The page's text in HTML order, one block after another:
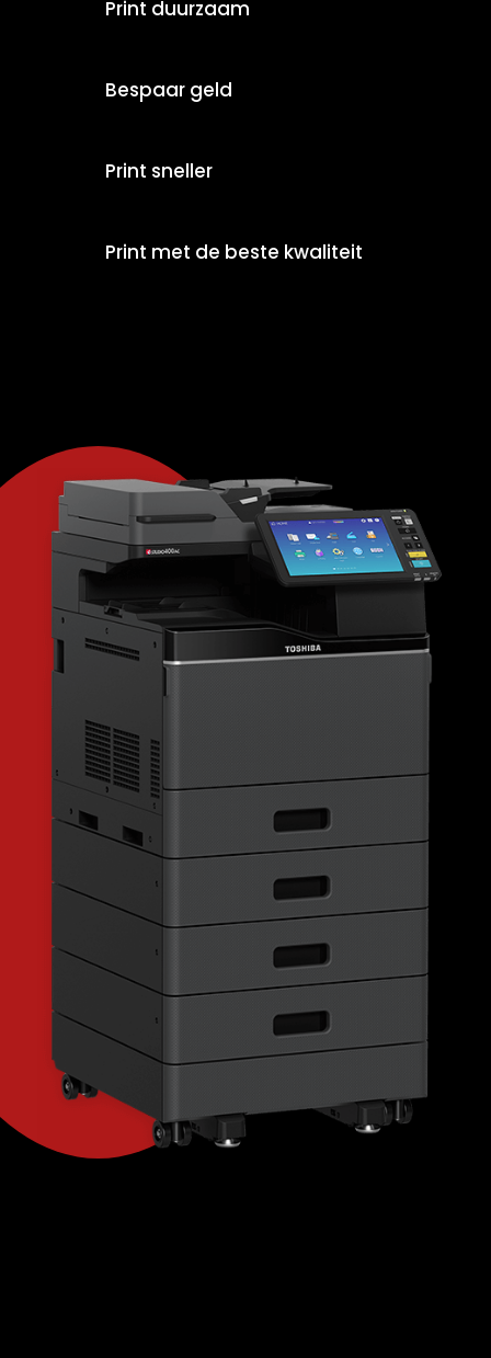
Print duurzaam
Bespaar geld
Print sneller
Print met de beste kwaliteit